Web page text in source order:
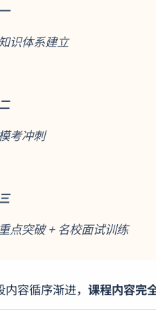
识体系建立
考冲刺
点突破 + 名校面试训练
容循序渐进， 课程内容完